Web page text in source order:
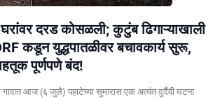
दरड कोसळली; कुटुंब ढिगाऱ्याखाली
कडून युद्धपातळीवर बचावकार्य सुरू,
पूर्णपणे बंद!
गावात आज (६ जुलै) पहाटेच्या सुमारास एक अत्यंत दुर्दैवी घटना